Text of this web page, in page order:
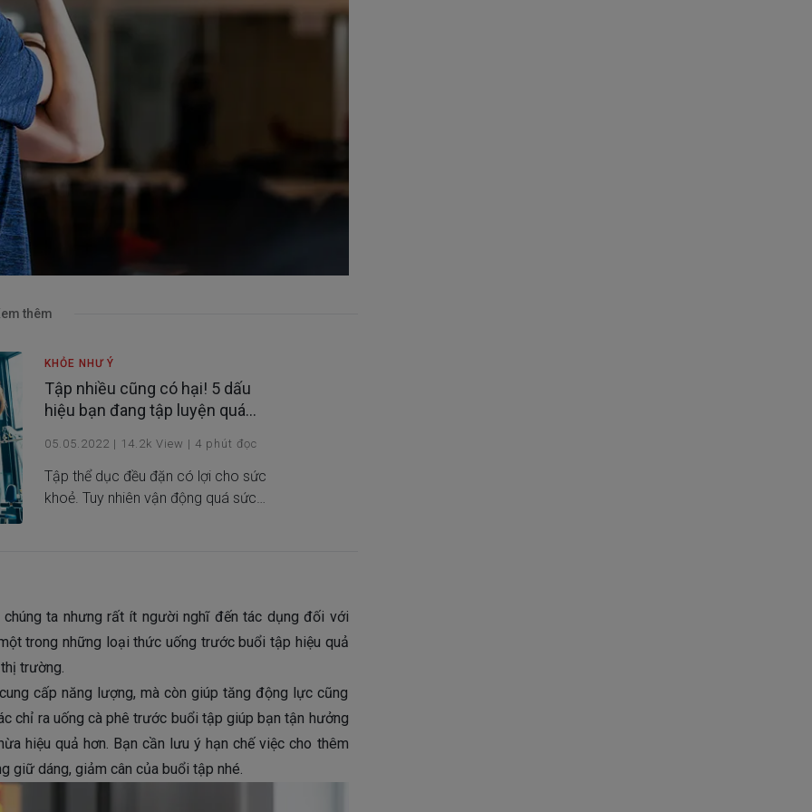
thêm
KHỎE NHƯ Ý
Tập nhiều cũng có hại! 5 dấu
hiệu bạn đang tập luyện quá
05.05.2022 | 14.2k View | 4 phút đọc
Tập thể dục đều đặn có lợi cho sức
khoẻ. Tuy nhiên vận động quá sức
các bài tập nặng quá sức làm bạn
mệt mỏi, căng thẳng.
ta nhưng rất ít người nghĩ đến tác dụng đối với
trong những loại thức uống trước buổi tập hiệu quả
trường.
cấp năng lượng, mà còn giúp tăng động lực cũng
chỉ ra uống cà phê trước buổi tập giúp bạn tận hưởng
hiệu quả hơn. Bạn cần lưu ý hạn chế việc cho thêm
giữ dáng, giảm cân của buổi tập nhé.